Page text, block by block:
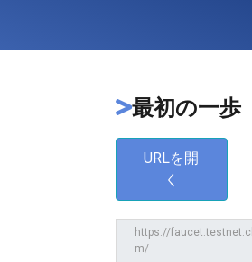
最初の一歩
URLを開
く